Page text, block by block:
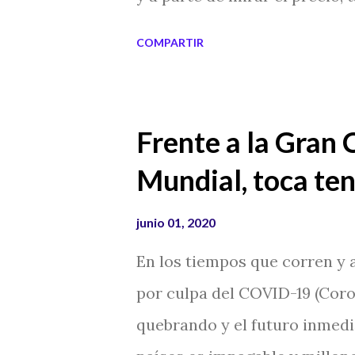
sucedido muertes "no
maldita o que en ella hayan
es por esta razón que
COMPARTIR
Frente a la Gran
Mundial, toca
junio 01, 2020
En los tiempos que corren
por culpa del COVID-19
quebrando y el futuro